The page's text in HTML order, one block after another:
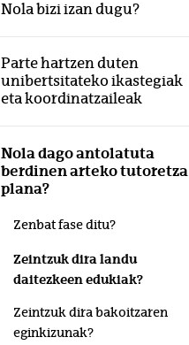
Nola bizi izan dugu?
Parte hartzen duten
unibertsitateko ikastegiak
eta koordinatzaileak
Nola dago antolatuta
berdinen arteko tutoretza
plana?
Zenbat fase ditu?
Zeintzuk dira landu
daitezkeen edukiak?
Zeintzuk dira bakoitzaren
eginkizunak?